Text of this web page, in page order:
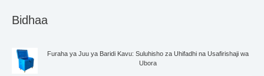
Bidhaa
Furaha ya Juu ya Baridi Kavu: Suluhisho za Uhifadhi na Usafirishaji wa
Ubora